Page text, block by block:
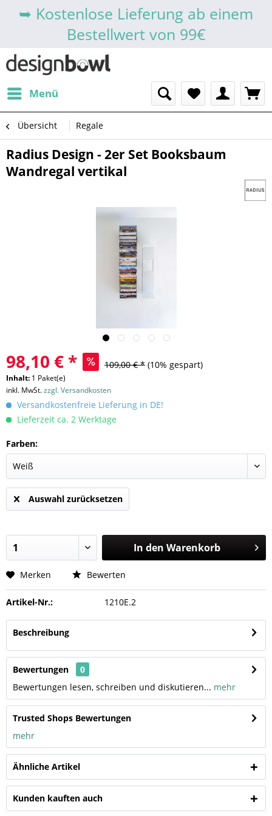
➥ Kostenlose Lieferung ab einem
Bestellwert von 99€
Menü
Übersicht Regale
Radius Design - 2er Set Booksbaum
Wandregal vertikal
98,10 € * 109,00 € * (10% gespart)
Inhalt: 1 Paket(e)
inkl. MwSt.zzgl. Versandkosten
Versandkostenfreie Lieferung in DE!
Lieferzeit ca. 2 Werktage
Farben:
Auswahl zurücksetzen
In den Warenkorb
Merken Bewerten
Artikel-Nr.: 1210E.2
Beschreibung
Bewertungen
0
Bewertungen lesen, schreiben und diskutieren... mehr
Trusted Shops Bewertungen
mehr
Ähnliche Artikel
Kunden kauften auch